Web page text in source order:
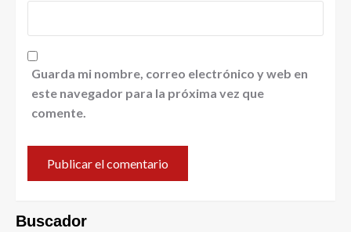
Guarda mi nombre, correo electrónico y web en
este navegador para la próxima vez que
comente.
Buscador